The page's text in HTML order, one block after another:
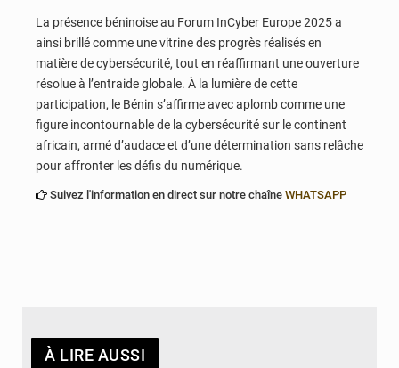
La présence béninoise au Forum InCyber Europe 2025 a
ainsi brillé comme une vitrine des progrès réalisés en
matière de cybersécurité, tout en réaffirmant une ouverture
résolue à l’entraide globale. À la lumière de cette
participation, le Bénin s’affirme avec aplomb comme une
figure incontournable de la cybersécurité sur le continent
africain, armé d’audace et d’une détermination sans relâche
pour affronter les défis du numérique.
Suivez l'information en direct sur notre chaîne WHATSAPP
À LIRE AUSSI